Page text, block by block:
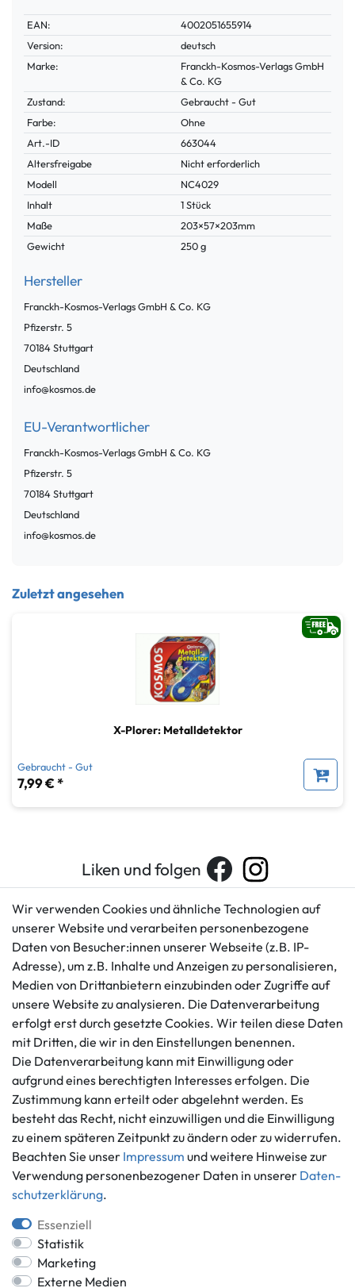
Technisches
Merkmal
Wert
EAN:
4002051655914
Version:
deutsch
Marke:
Franckh-Kosmos-Verlags GmbH
& Co. KG
Zustand:
Gebraucht - Gut
Farbe:
Ohne
Technisches
Merkmal
Wert
Art.-ID
663044
Altersfreigabe
Nicht erforderlich
Modell
NC4029
Inhalt
1 Stück
Maße
203×57×203mm
Gewicht
250 g
Hersteller
Franckh-Kosmos-Verlags GmbH & Co. KG
Pfizerstr. 5
70184Stuttgart
Deutschland
info@kosmos.de
EU-Verantwortlicher
Franckh-Kosmos-Verlags GmbH & Co. KG
Pfizerstr. 5
70184Stuttgart
Deutschland
info@kosmos.de
Zuletzt angesehen
X-Plorer: Metalldetektor
Gebraucht - Gut
7,99 € *
Liken und folgen
Kundenservice
+49 421 596586
Mo. - Fr. 9 - 16 Uhr
info@gameworld.de
Kontaktformular
Rechtliches
AGB
Impressum
Datenschutzerklärung
Barrierefreiheitserklärung
Widerrufs­recht
Vertrag widerrufen
Informationen
Ankauf
Über uns
Häufig gestellte Fragen
Zahlung und Versand
Batterieentsorgung
Zahlungsmöglichkeiten
Wir verwenden Cookies und ähnliche Technologien auf
unserer Website und verarbeiten personenbezogene
Daten von Besucher:innen unserer Webseite (z.B. IP-
Adresse), um z.B. Inhalte und Anzeigen zu personalisieren,
Medien von Drittanbietern einzubinden oder Zugriffe auf
unsere Website zu analysieren. Die Datenverarbeitung
erfolgt erst durch gesetzte Cookies. Wir teilen diese Daten
mit Dritten, die wir in den Einstellungen benennen.
Die Datenverarbeitung kann mit Einwilligung oder
aufgrund eines berechtigten Interesses erfolgen. Die
Zustimmung kann erteilt oder abgelehnt werden. Es
besteht das Recht, nicht einzuwilligen und die Einwilligung
zu einem späteren Zeitpunkt zu ändern oder zu widerrufen.
Beachten Sie unser Impressum und weitere Hinweise zur
Verwendung personenbezogener Daten in unserer Daten­
schutz­erklärung.
Essenziell
Statistik
Marketing
Externe Medien